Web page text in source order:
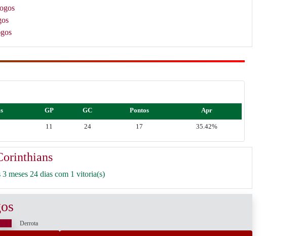
GP GC Pontos Apr
11 24 17 35.42%
meses 24 dias com 1 vitoria(s)
Derrota